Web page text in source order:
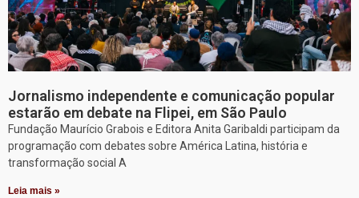
Jornalismo independente e comunicação popular
estarão em debate na Flipei, em São Paulo
Fundação Maurício Grabois e Editora Anita Garibaldi participam da
programação com debates sobre América Latina, história e
transformação social A
Leia mais »